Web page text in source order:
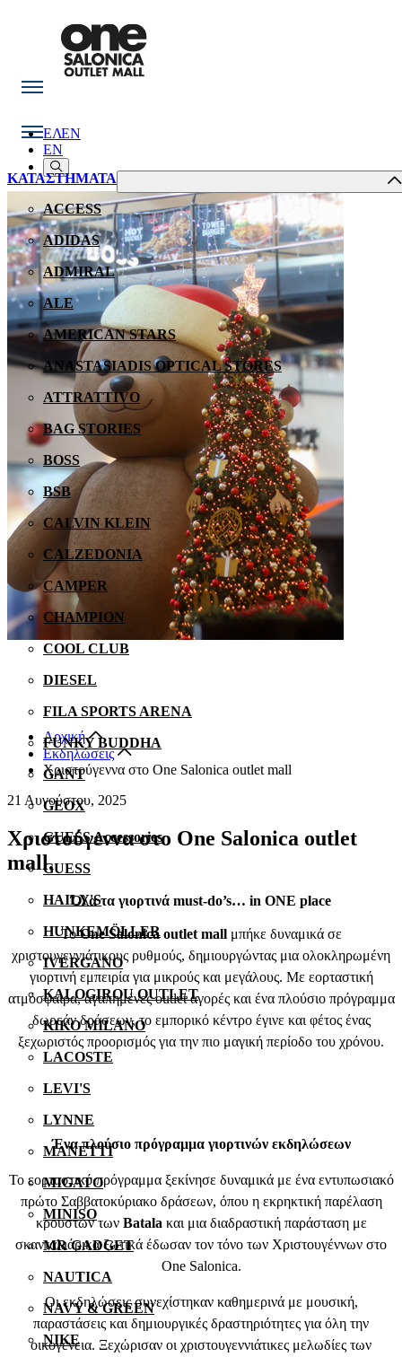
EN
ΚΑΤΑΣΤΗΜΑΤΑ
ACCESS
ADIDAS
ADMIRAL
ALE
AMERICAN STARS
ANASTASIADIS OPTICAL STORES
ATTRATTIVO
BAG STORIES
BOSS
BSB
CALVIN KLEIN
CALZEDONIA
CAMPER
CHAMPION
COOL CLUB
DIESEL
FILA SPORTS ARENA
FUNKY BUDDHA
GANT
GEOX
GUESS Accessories
GUESS
HAILY'S
HUNKEMÖLLER
IVERGANO
KALOGIROU OUTLET
KIKO MILANO
LACOSTE
LEVI'S
LYNNE
MANETTI
MIGATO
MINISO
MR GADGET
NAUTICA
NAVY & GREEN
NIKE
ΕΛ
EN
Αρχική
Εκδηλώσεις
Χριστούγεννα στο One Salonica outlet mall
21 Αυγούστου, 2025
Χριστούγεννα στο One Salonica outlet
mall.
Όλα τα γιορτινά must-do’s… in ONE place
ΤοOne Salonica outlet mallμπήκε δυναμικά σε
χριστουγεννιάτικους ρυθμούς, δημιουργώντας μια ολοκληρωμένη
γιορτινή εμπειρία για μικρούς και μεγάλους. Με εορταστική
ατμόσφαιρα, αγαπημένες outlet αγορές και ένα πλούσιο πρόγραμμα
δωρεάν δράσεων, το εμπορικό κέντρο έγινε και φέτος ένας
ξεχωριστός προορισμός για την πιο μαγική περίοδο του χρόνου.
Ένα πλούσιο πρόγραμμα γιορτινών εκδηλώσεων
Το εορταστικό πρόγραμμα ξεκίνησε δυναμικά με ένα εντυπωσιακό
πρώτο Σαββατοκύριακο δράσεων, όπου η εκρηκτική παρέλαση
κρουστών των Batala και μια διαδραστική παράσταση με
σκανταλιάρικα ξωτικά έδωσαν τον τόνο των Χριστουγέννων στο
One Salonica.
Οι εκδηλώσεις συνεχίστηκαν καθημερινά με μουσική,
παραστάσεις και δημιουργικές δραστηριότητες για όλη την
οικογένεια. Ξεχώρισαν οι χριστουγεννιάτικες μελωδίες των